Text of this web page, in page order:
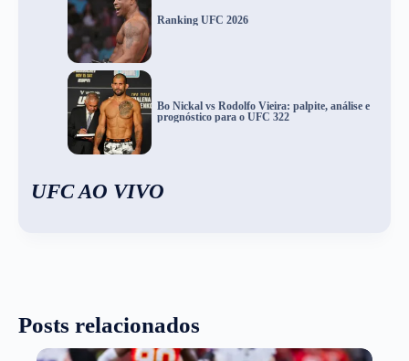
Ranking UFC 2026
Bo Nickal vs Rodolfo Vieira: palpite, análise e
prognóstico para o UFC 322
UFC AO VIVO
Posts relacionados